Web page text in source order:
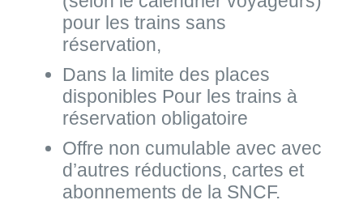
pour les trains sans
réservation,
Dans la limite des places
disponibles Pour les trains à
réservation obligatoire
Offre non cumulable avec avec
d’autres réductions, cartes et
abonnements de la SNCF.